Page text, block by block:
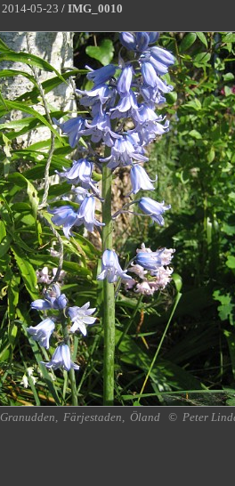
2014-05-23 / IMG_0010
Granudden, Färjestaden, Öland © Peter